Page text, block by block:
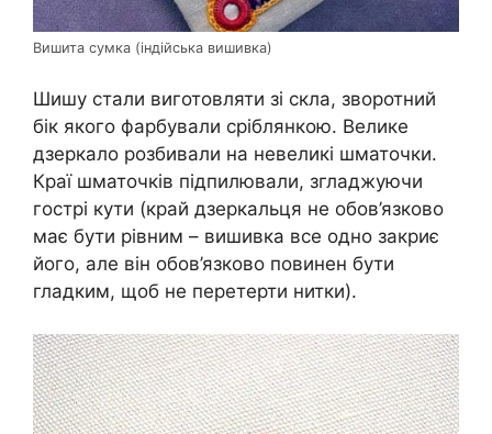
Вишита сумка (індійська вишивка)
Шишу стали виготовляти зі скла, зворотний
бік якого фарбували сріблянкою. Велике
дзеркало розбивали на невеликі шматочки.
Краї шматочків підпилювали, згладжуючи
гострі кути (край дзеркальця не обов’язково
має бути рівним – вишивка все одно закриє
його, але він обов’язково повинен бути
гладким, щоб не перетерти нитки).